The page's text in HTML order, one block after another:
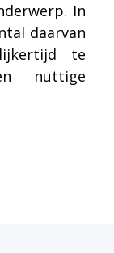
In
daarvan
te
nuttige